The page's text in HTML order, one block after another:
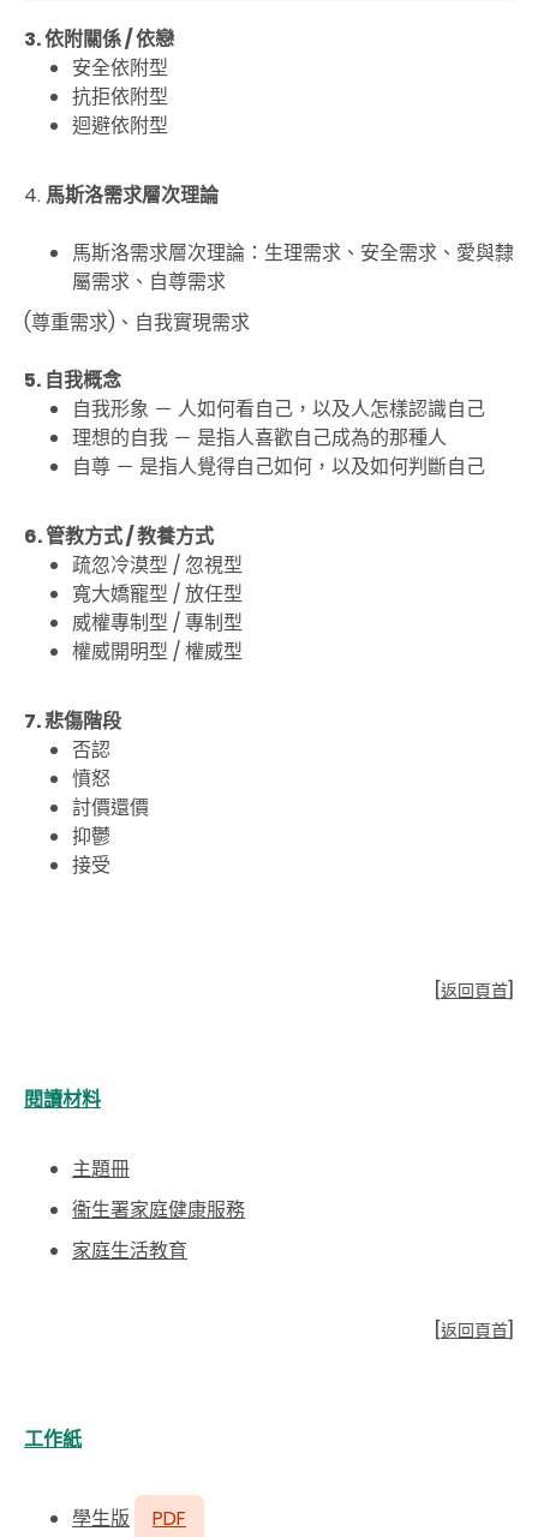
3. 依附關係/依戀
安全依附型
抗拒依附型
迴避依附型
4.馬斯洛需求層次理論
馬斯洛需求層次理論：生理需求、安全需求、愛與隸
屬需求、自尊需求
(尊重需求) 、自我實現需求
5. 自我概念
自我形象 － 人如何看自己，以及人怎樣認識自己
理想的自我 － 是指人喜歡自己成為的那種人
自尊 － 是指人覺得自己如何，以及如何判斷自己
6. 管教方式 / 教養方式
疏忽冷漠型/忽視型
寬大嬌寵型/放任型
威權專制型/專制型
權威開明型/權威型
7. 悲傷階段
否認
憤怒
討價還價
抑鬱
接受
[返回頁首]
閱讀材料
主題冊
衞生署家庭健康服務
家庭生活教育
[返回頁首]
工作紙
學生版 PDF